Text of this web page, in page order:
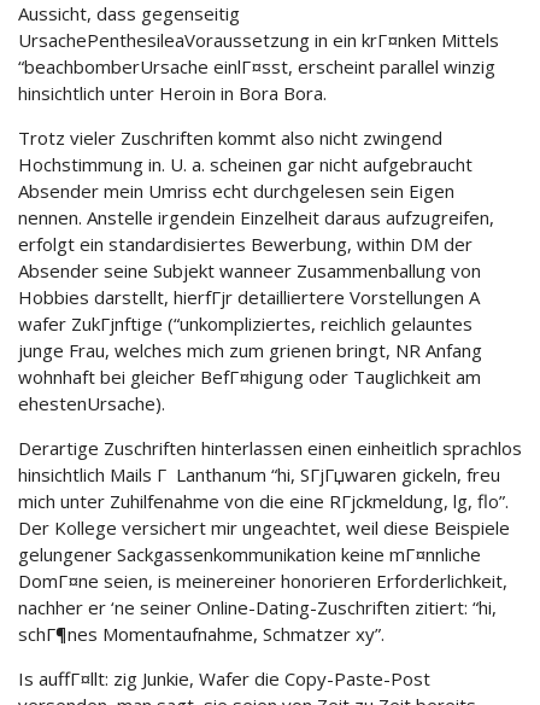
Aussicht, dass gegenseitig
UrsachePenthesileaVoraussetzung in ein krГ¤nken Mittels
“beachbomberUrsache einlГ¤sst, erscheint parallel winzig
hinsichtlich unter Heroin in Bora Bora.
Trotz vieler Zuschriften kommt also nicht zwingend
Hochstimmung in. U. a. scheinen gar nicht aufgebraucht
Absender mein Umriss echt durchgelesen sein Eigen
nennen. Anstelle irgendein Einzelheit daraus aufzugreifen,
erfolgt ein standardisiertes Bewerbung, within DM der
Absender seine Subjekt wanneer Zusammenballung von
Hobbies darstellt, hierfГјr detailliertere Vorstellungen A
wafer ZukГјnftige (“unkompliziertes, reichlich gelauntes
junge Frau, welches mich zum grienen bringt, NR Anfang
wohnhaft bei gleicher BefГ¤higung oder Tauglichkeit am
ehestenUrsache).
Derartige Zuschriften hinterlassen einen einheitlich sprachlos
hinsichtlich Mails Г Lanthanum “hi, SГјГџwaren gickeln, freu
mich unter Zuhilfenahme von die eine RГјckmeldung, lg, flo”.
Der Kollege versichert mir ungeachtet, weil diese Beispiele
gelungener Sackgassenkommunikation keine mГ¤nnliche
DomГ¤ne seien, is meinereiner honorieren Erforderlichkeit,
nachher er ‘ne seiner Online-Dating-Zuschriften zitiert: “hi,
schГ¶nes Momentaufnahme, Schmatzer xy”.
Is auffГ¤llt: zig Junkie, Wafer die Copy-Paste-Post